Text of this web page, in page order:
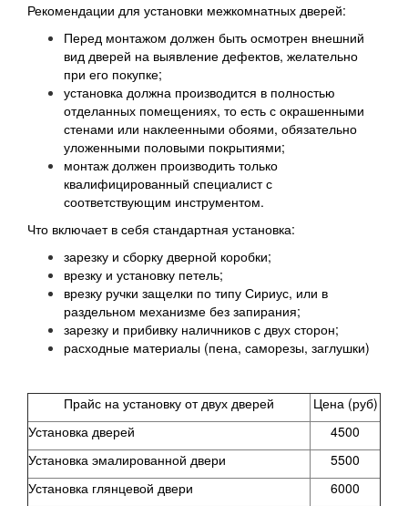
Рекомендации для установки межкомнатных дверей:
Перед монтажом должен быть осмотрен внешний
вид дверей на выявление дефектов, желательно
при его покупке;
установка должна производится в полностью
отделанных помещениях, то есть с окрашенными
стенами или наклеенными обоями, обязательно
уложенными половыми покрытиями;
монтаж должен производить только
квалифицированный специалист с
соответствующим инструментом.
Что включает в себя стандартная установка:
зарезку и сборку дверной коробки;
врезку и установку петель;
врезку ручки защелки по типу Сириус, или в
раздельном механизме без запирания;
зарезку и прибивку наличников с двух сторон;
расходные материалы (пена, саморезы, заглушки)
Прайс на установку отдвух дверей
Цена (руб)
Установка дверей
4500
Установка эмалированной двери
5500
Установка глянцевой двери
6000